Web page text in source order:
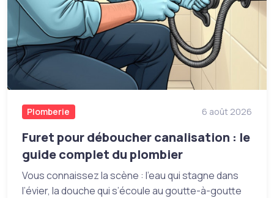
Plomberie 6 août 2026
Furet pour déboucher canalisation : le
guide complet du plombier
Vous connaissez la scène : l’eau qui stagne dans
l’évier, la douche qui s’écoule au goutte-à-goutte